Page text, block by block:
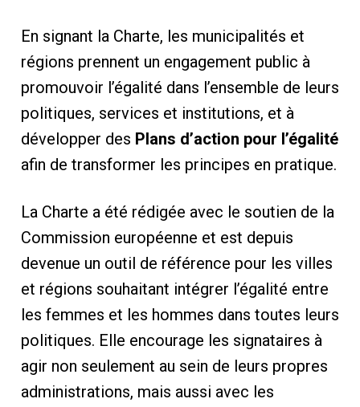
En signant la Charte, les municipalités et
régions prennent un engagement public à
promouvoir l’égalité dans l’ensemble de leurs
politiques, services et institutions, et à
développer des Plans d’action pour l’égalité
afin de transformer les principes en pratique.
La Charte a été rédigée avec le soutien de la
Commission européenne et est depuis
devenue un outil de référence pour les villes
et régions souhaitant intégrer l’égalité entre
les femmes et les hommes dans toutes leurs
politiques. Elle encourage les signataires à
agir non seulement au sein de leurs propres
administrations, mais aussi avec les